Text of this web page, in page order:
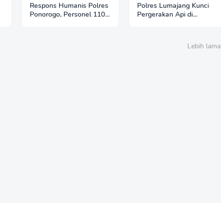
Respons Humanis Polres
Ponorogo, Personel 110
Polres Lumajang Kunci
Pergerakan Api di
Lebih lama